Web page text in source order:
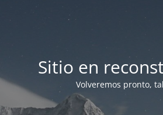
Sitio en
Volveremos pronto,